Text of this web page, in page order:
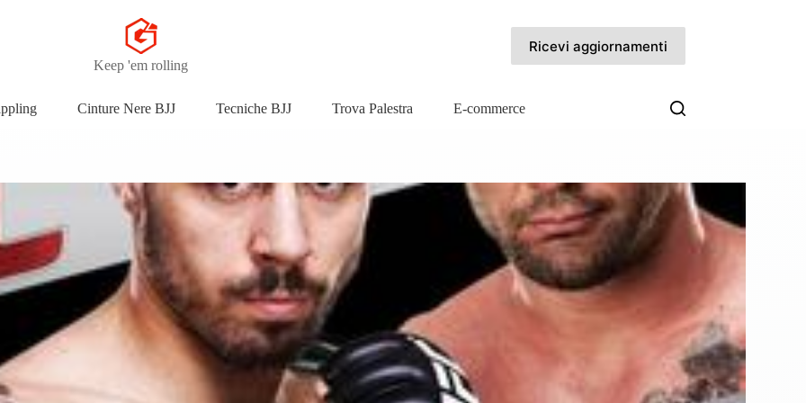
Keep 'em rolling
Ricevi aggiornamenti
Cinture Nere BJJ Tecniche BJJ Trova Palestra E-commerce